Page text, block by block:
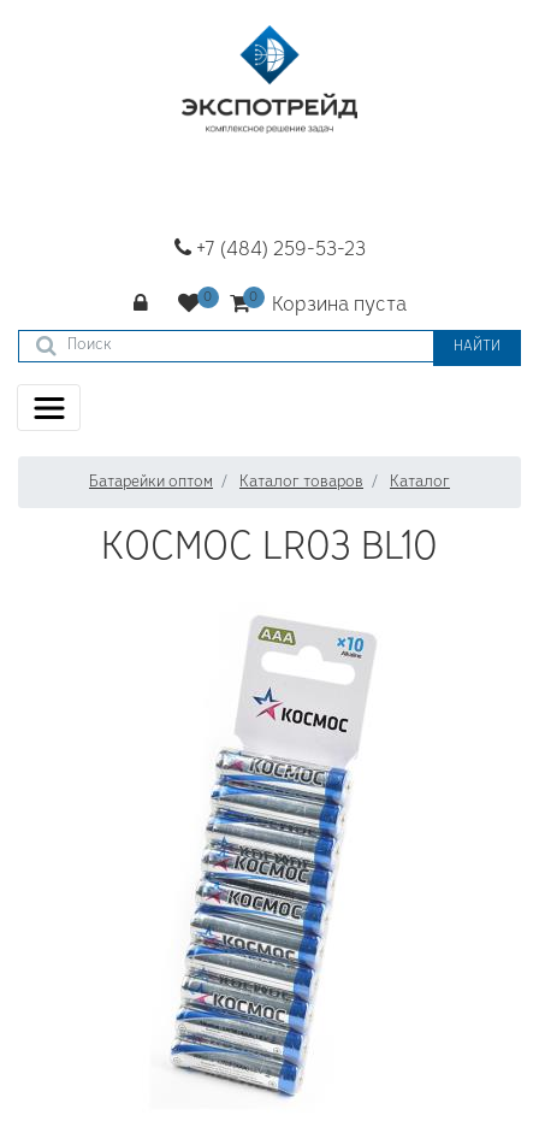
+7 (484) 259-53-23
Корзина пуста
НАЙТИ
Батарейки оптом Каталог товаров Каталог
КОСМОС LR03 BL10